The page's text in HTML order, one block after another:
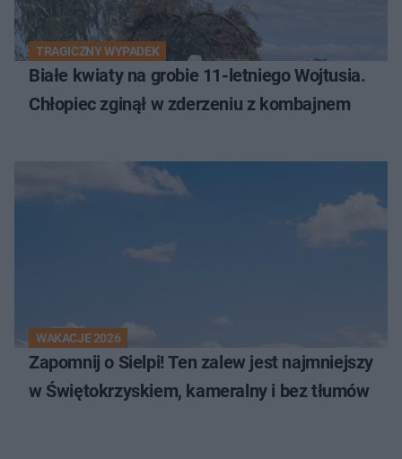
TRAGICZNY WYPADEK
Białe kwiaty na grobie 11-letniego Wojtusia.
Chłopiec zginął w zderzeniu z kombajnem
WAKACJE 2026
Zapomnij o Sielpi! Ten zalew jest najmniejszy
w Świętokrzyskiem, kameralny i bez tłumów